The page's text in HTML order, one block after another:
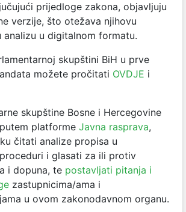
prijedloge zakona, objavljuju
verzije, što otežava njihovu
analizu u digitalnom formatu.
skupštini BiH u prve
možete pročitati OVDJE i
skupštine Bosne i Hercegovine
platforme Javna rasprava,
čitati analize propisa u
i glasati za ili protiv
i dopuna, te postavljati pitanja i
zastupnicima/ama i
u ovom zakonodavnom organu.